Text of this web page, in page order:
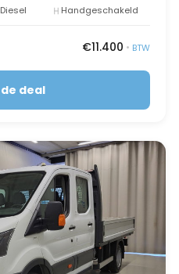
Diesel Handgeschakeld
€11.400 • BTW
deal